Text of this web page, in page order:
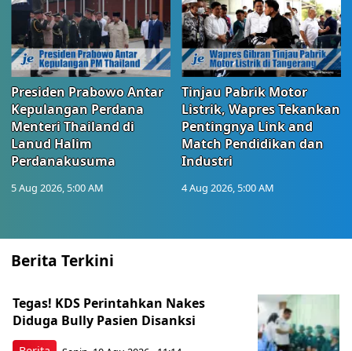
Presiden Prabowo Antar
Kepulangan Perdana
Menteri Thailand di
Lanud Halim
Perdanakusuma
5 Aug 2026, 5:00 AM
Tinjau Pabrik Motor
Listrik, Wapres Tekankan
Pentingnya Link and
Match Pendidikan dan
Industri
4 Aug 2026, 5:00 AM
Berita Terkini
Tegas! KDS Perintahkan Nakes
Diduga Bully Pasien Disanksi